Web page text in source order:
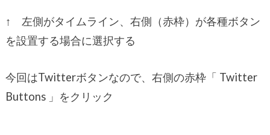
↑ 左側がタイムライン、右側（赤枠）が各種ボタン
を設置する場合に選択する
今回はTwitterボタンなので、右側の赤枠「 Twitter
Buttons 」をクリック